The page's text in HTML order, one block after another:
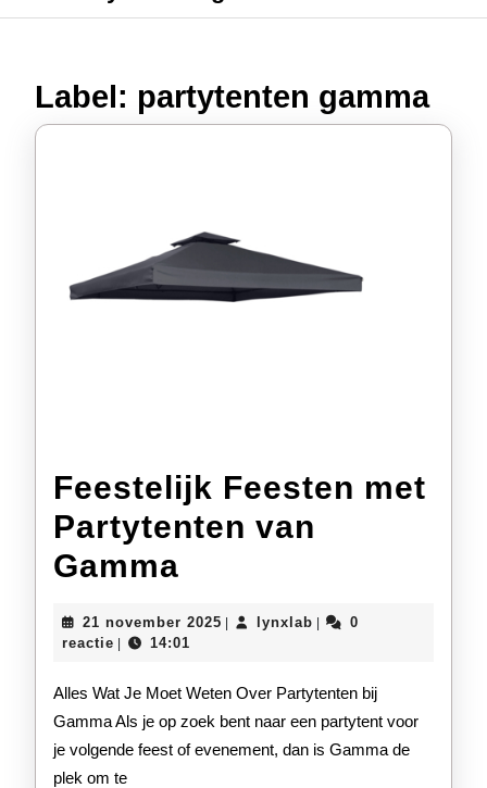
Label: partytenten gamma
Feestelijk Feesten met
Partytenten van
Gamma
met
Partytenten
van
Gamma
21 november 2025 21
lynxlablynxlab
0
reactie
14:01
Alles Wat Je Moet Weten Over Partytenten bij
Gamma Als je op zoek bent naar een partytent voor
je volgende feest of evenement, dan is Gamma de
plek om te